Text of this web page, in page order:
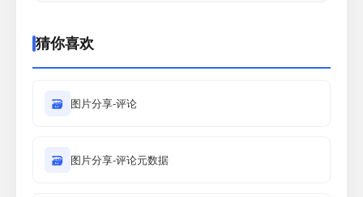
猜你喜欢
🗃 图片分享-评论
🗃 图片分享-评论元数据